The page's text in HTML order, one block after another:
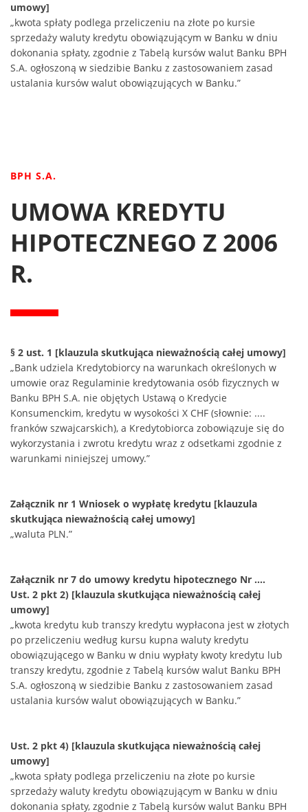
umowy]
„kwota spłaty podlega przeliczeniu na złote po kursie
sprzedaży waluty kredytu obowiązującym w Banku w dniu
dokonania spłaty, zgodnie z Tabelą kursów walut Banku BPH
S.A. ogłoszoną w siedzibie Banku z zastosowaniem zasad
ustalania kursów walut obowiązujących w Banku.”
BPH S.A.
UMOWA KREDYTU
HIPOTECZNEGO Z 2006
R.
§ 2 ust. 1 [klauzula skutkująca nieważnością całej umowy]
„Bank udziela Kredytobiorcy na warunkach określonych w
umowie oraz Regulaminie kredytowania osób fizycznych w
Banku BPH S.A. nie objętych Ustawą o Kredycie
Konsumenckim, kredytu w wysokości X CHF (słownie: ....
franków szwajcarskich), a Kredytobiorca zobowiązuje się do
wykorzystania i zwrotu kredytu wraz z odsetkami zgodnie z
warunkami niniejszej umowy.”
Załącznik nr 1 Wniosek o wypłatę kredytu [klauzula
skutkująca nieważnością całej umowy]
„waluta PLN.”
Załącznik nr 7 do umowy kredytu hipotecznego Nr ....
Ust. 2 pkt 2) [klauzula skutkująca nieważnością całej
umowy]
„kwota kredytu kub transzy kredytu wypłacona jest w złotych
po przeliczeniu według kursu kupna waluty kredytu
obowiązującego w Banku w dniu wypłaty kwoty kredytu lub
transzy kredytu, zgodnie z Tabelą kursów walut Banku BPH
S.A. ogłoszoną w siedzibie Banku z zastosowaniem zasad
ustalania kursów walut obowiązujących w Banku.”
Ust. 2 pkt 4) [klauzula skutkująca nieważnością całej
umowy]
„kwota spłaty podlega przeliczeniu na złote po kursie
sprzedaży waluty kredytu obowiązującym w Banku w dniu
dokonania spłaty, zgodnie z Tabelą kursów walut Banku BPH